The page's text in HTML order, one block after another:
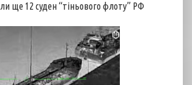
ще 12 суден “тіньового флоту” РФ